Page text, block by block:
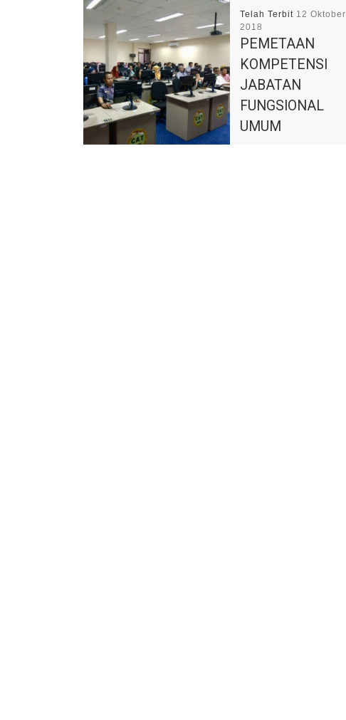
Telah Terbit 12 Oktober
2018
PEMETAAN
KOMPETENSI
JABATAN
FUNGSIONAL
UMUM